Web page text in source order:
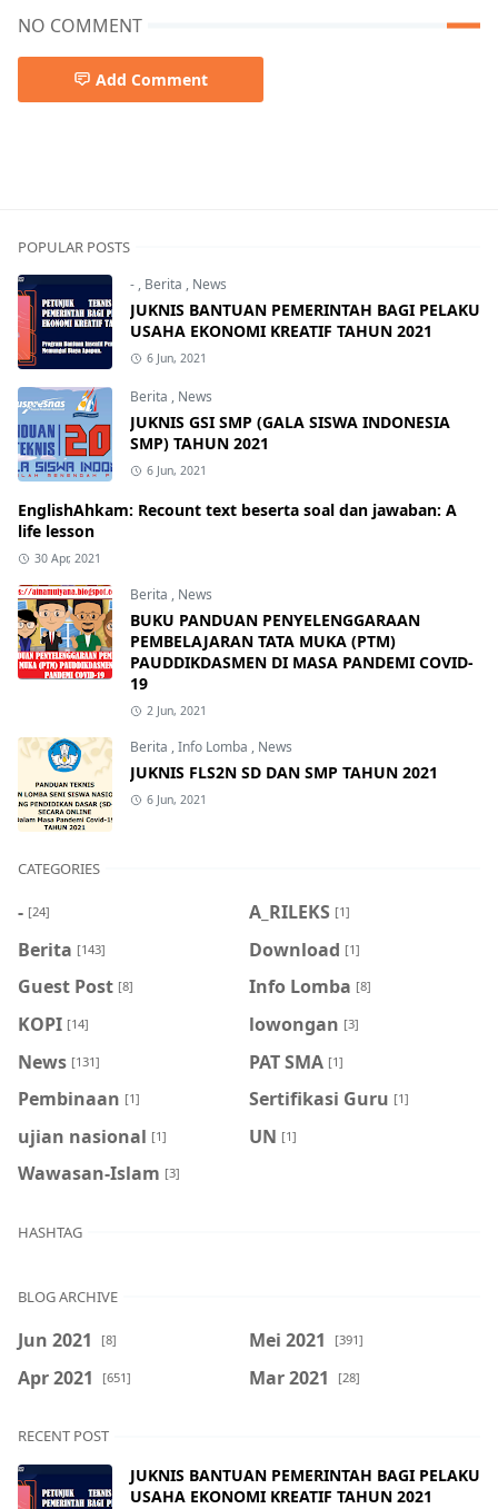
NO COMMENT
Add Comment
POPULAR POSTS
- , Berita , News
JUKNIS BANTUAN PEMERINTAH BAGI PELAKU
USAHA EKONOMI KREATIF TAHUN 2021
6 Jun, 2021
Berita , News
JUKNIS GSI SMP (GALA SISWA INDONESIA
SMP) TAHUN 2021
6 Jun, 2021
EnglishAhkam: Recount text beserta soal dan jawaban: A
life lesson
30 Apr, 2021
Berita , News
BUKU PANDUAN PENYELENGGARAAN
PEMBELAJARAN TATA MUKA (PTM)
PAUDDIKDASMEN DI MASA PANDEMI COVID-
19
2 Jun, 2021
Berita ,Info Lomba , News
JUKNIS FLS2N SD DAN SMP TAHUN 2021
6 Jun, 2021
CATEGORIES
- [24] A_RILEKS [1]
Berita [143] Download [1]
Guest Post [8] Info Lomba [8]
KOPI [14] lowongan [3]
News [131] PAT SMA [1]
Pembinaan [1] Sertifikasi Guru [1]
ujian nasional [1] UN [1]
Wawasan-Islam [3]
HASHTAG
BLOG ARCHIVE
Jun 2021 [8] Mei 2021 [391]
Apr 2021 [651] Mar 2021 [28]
RECENT POST
JUKNIS BANTUAN PEMERINTAH BAGI PELAKU
USAHA EKONOMI KREATIF TAHUN 2021